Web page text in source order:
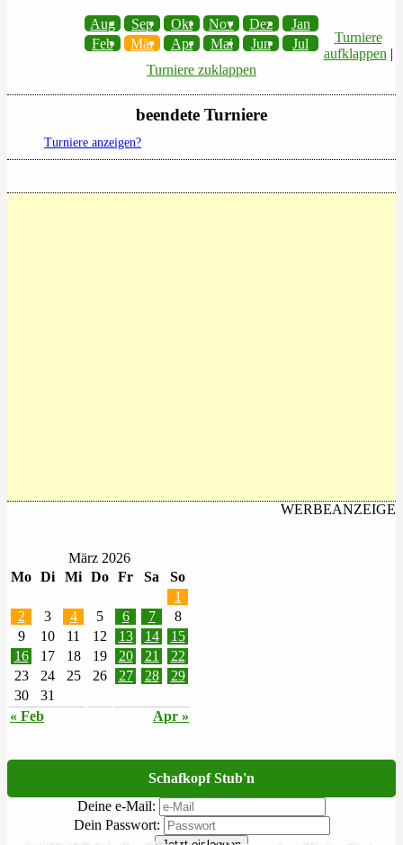
Aug Sep Okt Nov Dez
Jan
Feb
Mär Apr Mai Jun Jul
Turniere
aufklappen |
Turniere zuklappen
beendete Turniere
Turniere anzeigen?
WERBEANZEIGE
März 2026
Mo Di Mi Do Fr Sa So
« Feb Apr »
1
2
3 4 5 6 7
8
9
10 11 12 13 14
15
16
17 18 19 20 21
22
23
24 25 26 27 28
29
30
31
Schafkopf Stub'n
Deine e-Mail:
Dein Passwort: